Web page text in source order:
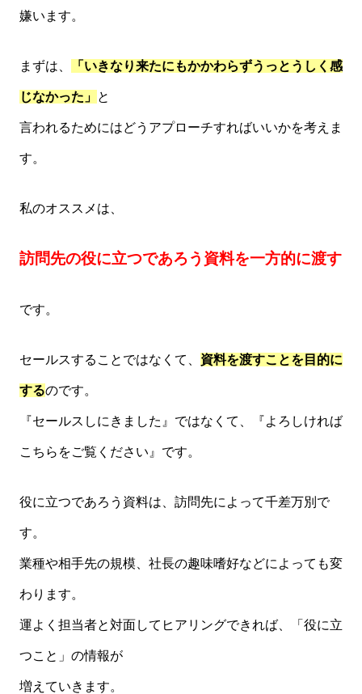
嫌います。
まずは、 「いきなり来たにもかかわらずうっとうしく感
じなかった」 と
言われるためにはどうアプローチすればいいかを考えま
す。
私のオススメは、
訪問先の役に立つであろう資料を一方的に渡す
です。
セールスすることではなくて、 資料を渡すことを目的に
するのです。
『セールスしにきました』ではなくて、『よろしければ
こちらをご覧ください』です。
役に立つであろう資料は、訪問先によって千差万別で
す。
業種や相手先の規模、社長の趣味嗜好などによっても変
わります。
運よく担当者と対面してヒアリングできれば、「役に立
つこと」の情報が
増えていきます。